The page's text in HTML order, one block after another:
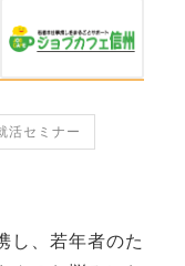
活セミナー
し、若年者のた